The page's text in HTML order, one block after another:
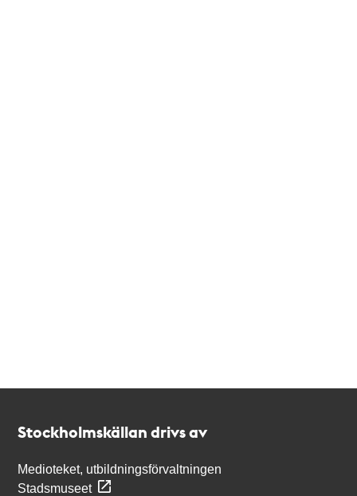
Stockholmskällan drivs av
Medioteket, utbildningsförvaltningen
Stadsmuseet